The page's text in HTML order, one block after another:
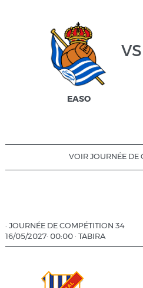
EASO
vs
VOIR JOURNÉE DE
· JOURNÉE DE COMPÉTITION 34
16/05/2027· 00:00 · TABIRA